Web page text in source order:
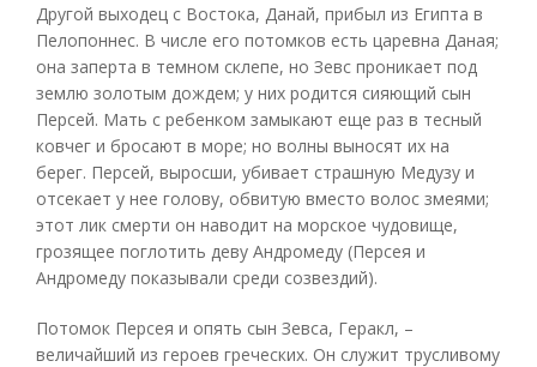
Другой выходец с Востока, Данай, прибыл из Египта в
Пелопоннес. В числе его потомков есть царевна Даная;
она заперта в темном склепе, но Зевс проникает под
землю золотым дождем; у них родится сияющий сын
Персей. Мать с ребенком замыкают еще раз в тесный
ковчег и бросают в море; но волны выносят их на
берег. Персей, выросши, убивает страшную Медузу и
отсекает у нее голову, обвитую вместо волос змеями;
этот лик смерти он наводит на морское чудовище,
грозящее поглотить деву Андромеду (Персея и
Андромеду показывали среди созвездий).
Потомок Персея и опять сын Зевса, Геракл, –
величайший из героев греческих. Он служит трусливому